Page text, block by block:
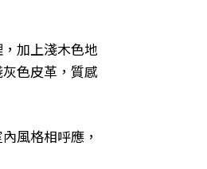
加上淺木色地
色皮革，質感
風格相呼應，